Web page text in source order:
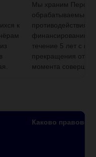
к
Мы храним
обрабатываемые в
противодействия
финансированию
течение 5 лет с
прекращения
момента
Каково правовое